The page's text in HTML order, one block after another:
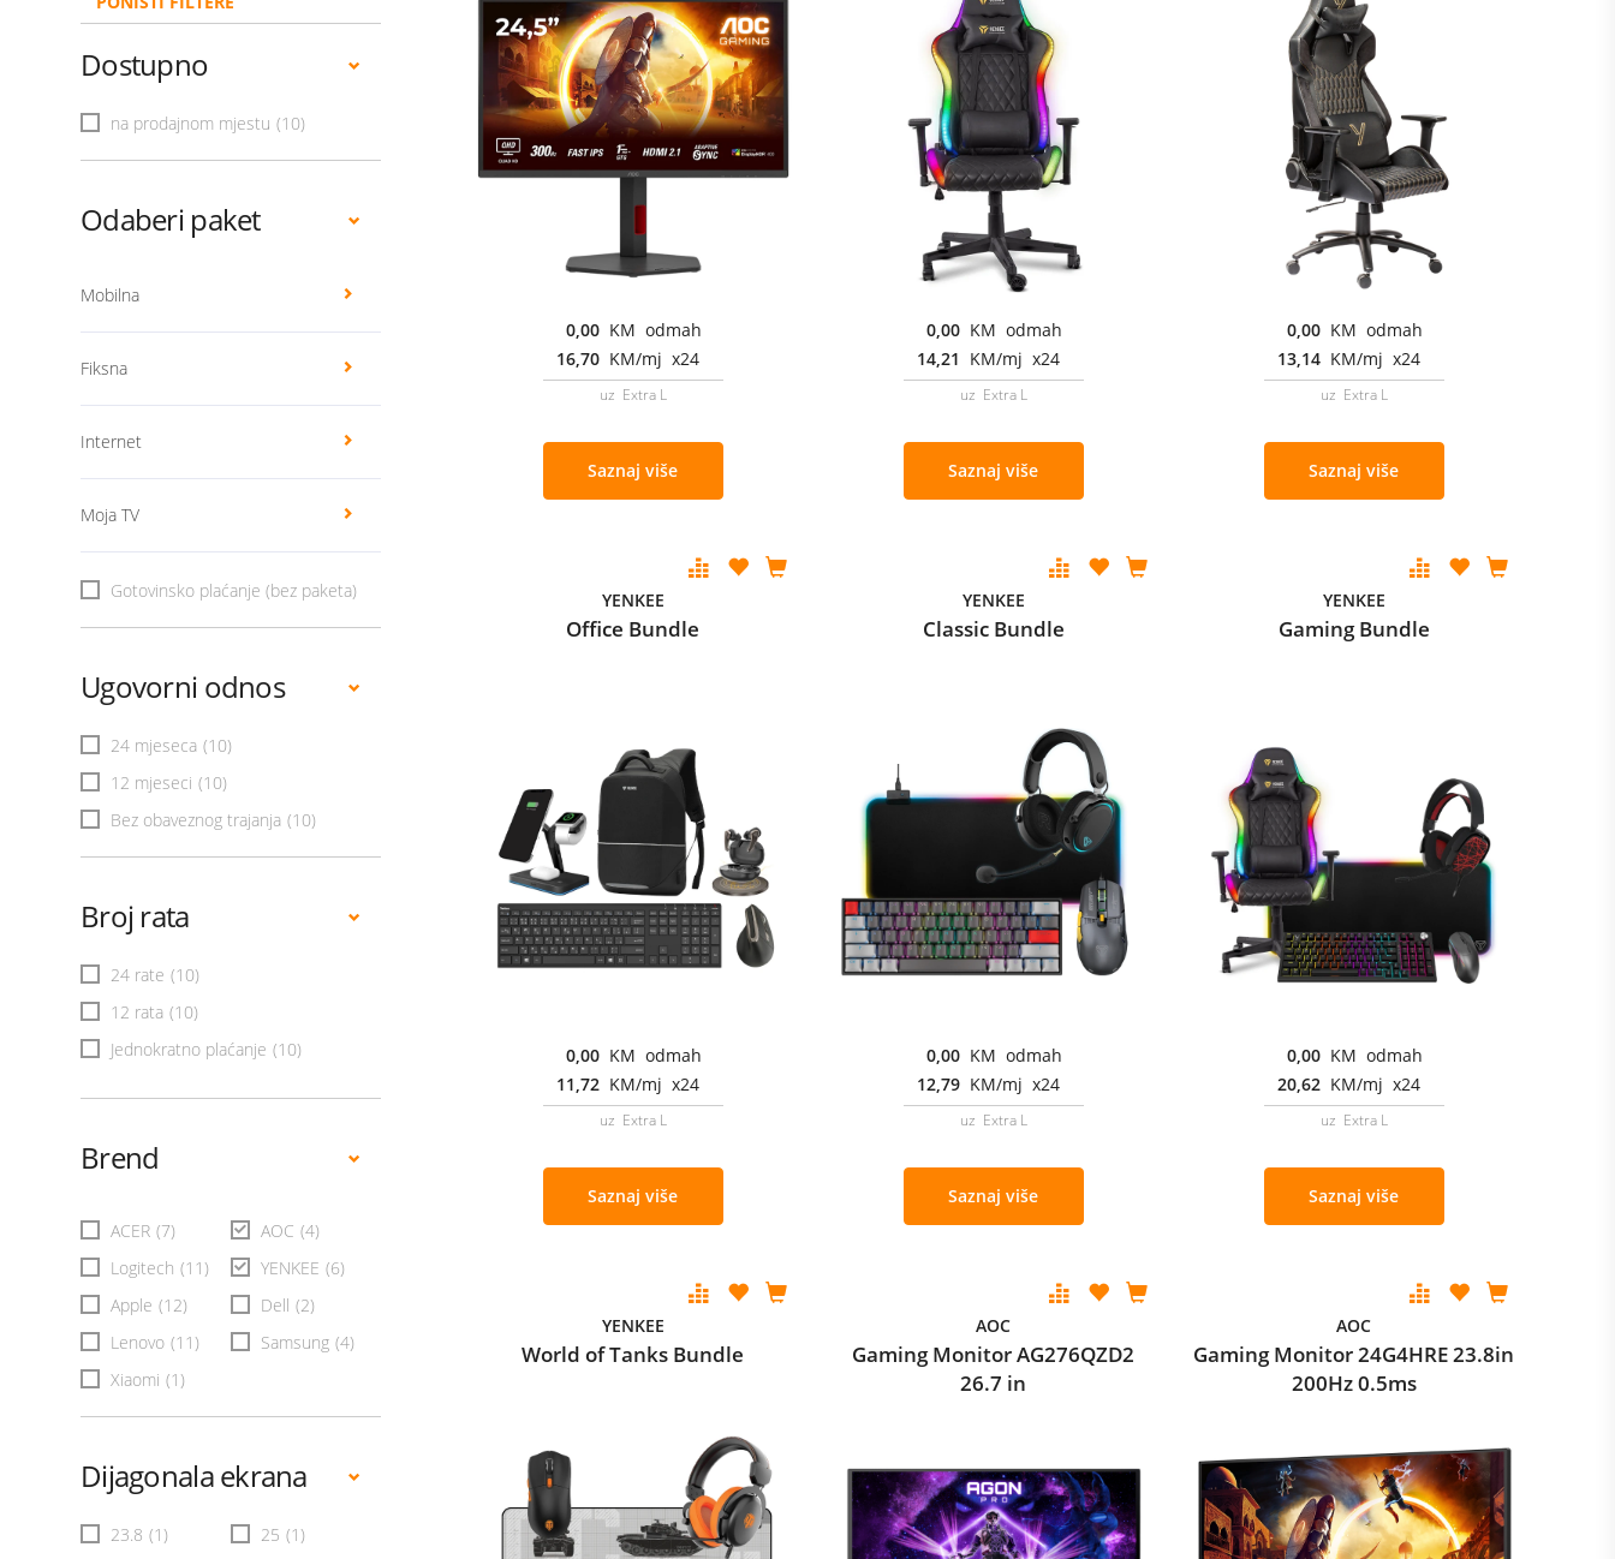
Dostupno
na prodajnom mjestu (10)
Odaberi paket
Mobilna
Fiksna
Internet
Moja TV
Gotovinsko plaćanje (bez paketa)
Ugovorni odnos
24 mjeseca (10)
12 mjeseci (10)
Bez obaveznog trajanja (10)
Broj rata
24 rate (10)
12 rata (10)
Jednokratno plaćanje (10)
Brend
ACER (7) AOC (4)
Logitech (11) YENKEE (6)
Apple (12) Dell (2)
Lenovo (11) Samsung (4)
Xiaomi (1)
Dijagonala ekrana
23.8 (1) 25 (1)
0,00 KM odmah
16,70 KM/mj x24
uz Extra L
Saznaj više
0,00 KM odmah
14,21 KM/mj x24
uz Extra L
Saznaj više
0,00 KM odmah
13,14 KM/mj x24
uz Extra L
Saznaj više
YENKEE
Office Bundle
0,00 KM odmah
11,72 KM/mj x24
uz Extra L
Saznaj više
YENKEE
Classic Bundle
0,00 KM odmah
12,79 KM/mj x24
uz Extra L
Saznaj više
YENKEE
Gaming Bundle
0,00 KM odmah
20,62 KM/mj x24
uz Extra L
Saznaj više
YENKEE
World of Tanks Bundle
AOC
Gaming Monitor AG276QZD2
26.7 in
AOC
Gaming Monitor 24G4HRE 23.8in
200Hz 0.5ms